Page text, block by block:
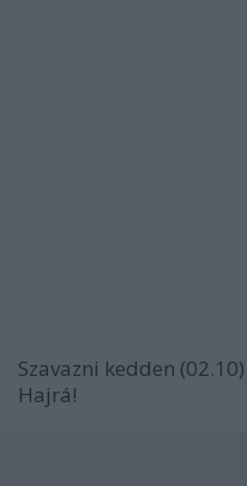
Szavazni kedden
Hajrá!